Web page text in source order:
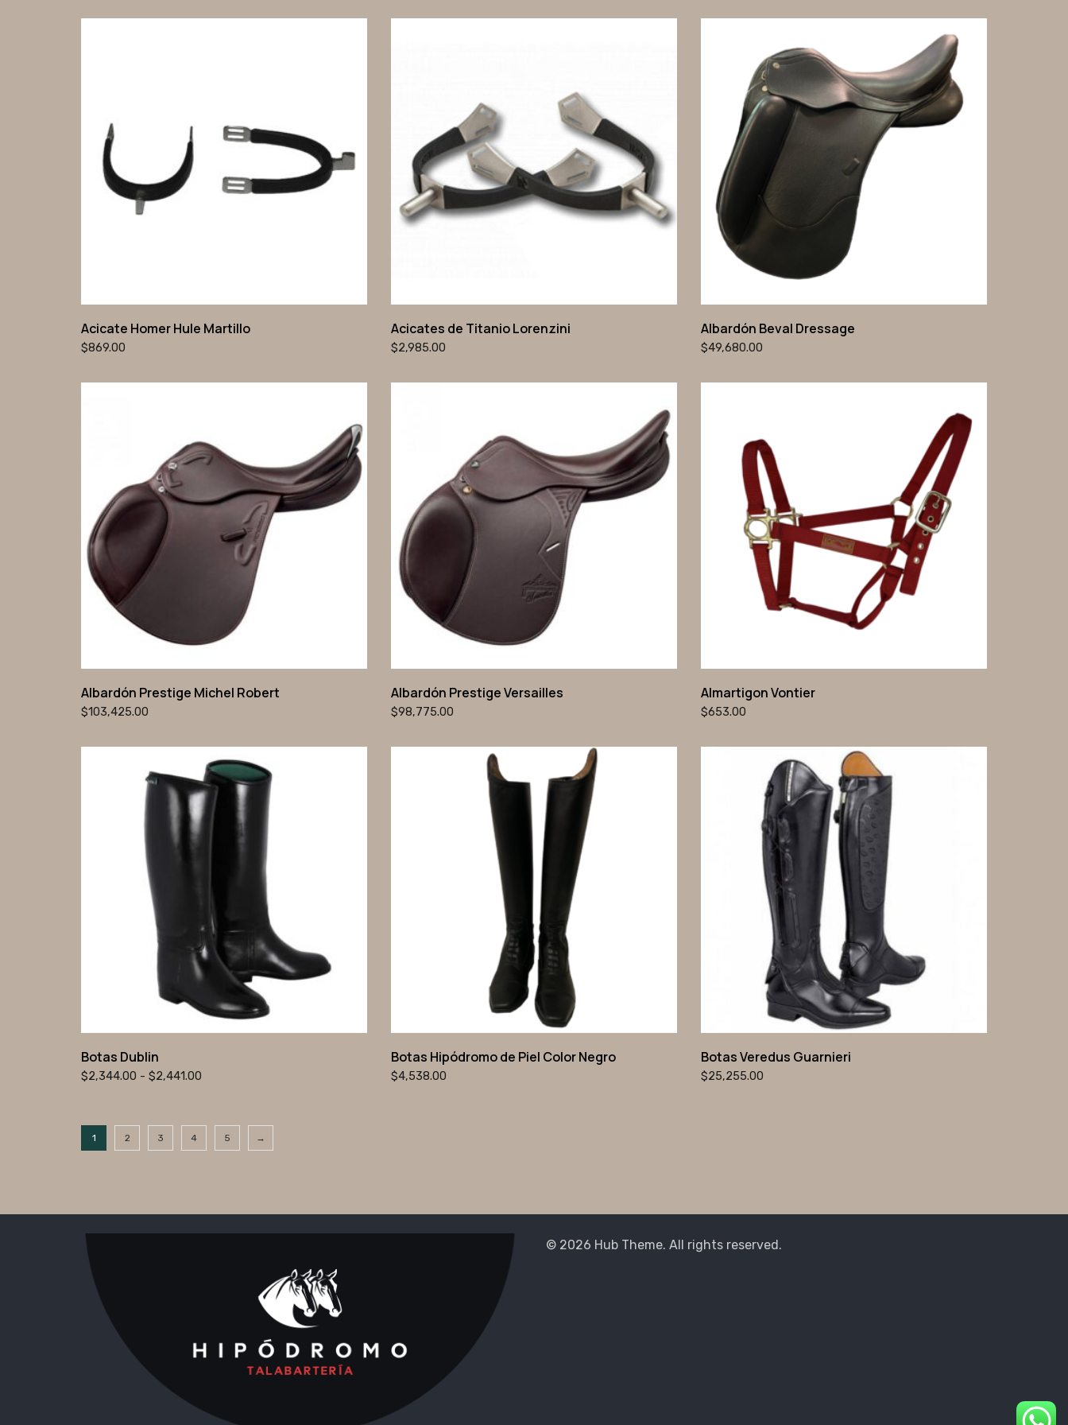
Acicate Homer Hule Martillo
$869.00
Acicates de Titanio Lorenzini
$2,985.00
Albardón Beval Dressage
$49,680.00
Albardón Prestige Michel Robert
$103,425.00
Albardón Prestige Versailles
$98,775.00
Almartigon Vontier
$653.00
Botas Dublin
$2,344.00 - $2,441.00
Botas Hipódromo de Piel Color Negro
$4,538.00
Botas Veredus Guarnieri
$25,255.00
1 2 3 4 5 →
© 2026 Hub Theme. All rights reserved.